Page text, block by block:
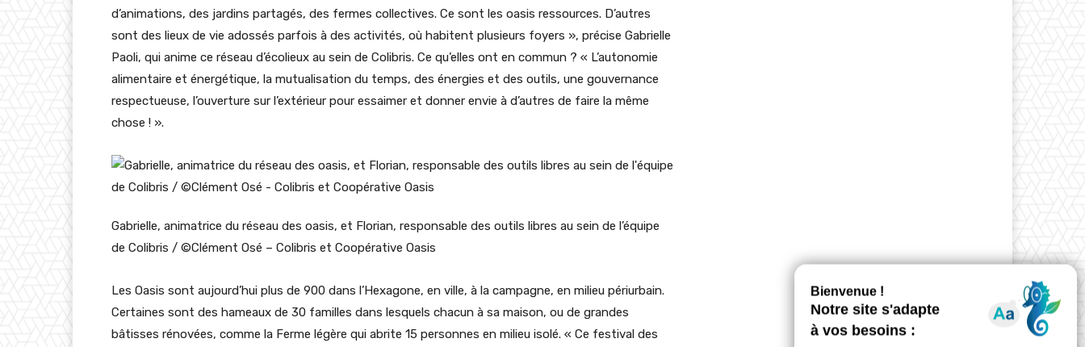
d’animations, des jardins partagés, des fermes collectives. Ce sont les oasis ressources. D’autres
sont des lieux de vie adossés parfois à des activités, où habitent plusieurs foyers », précise Gabrielle
Paoli, qui anime ce réseau d’écolieux au sein de Colibris. Ce qu’elles ont en commun ? « L’autonomie
alimentaire et énergétique, la mutualisation du temps, des énergies et des outils, une gouvernance
respectueuse, l’ouverture sur l’extérieur pour essaimer et donner envie à d’autres de faire la même
chose ! ».
Gabrielle, animatrice du réseau des oasis, et Florian, responsable des outils libres au sein de l’équipe
de Colibris / ©Clément Osé – Colibris et Coopérative Oasis
Les Oasis sont aujourd’hui plus de 900 dans l’Hexagone, en ville, à la campagne, en milieu périurbain.
Certaines sont des hameaux de 30 familles dans lesquels chacun à sa maison, ou de grandes
bâtisses rénovées, comme la Ferme légère qui abrite 15 personnes en milieu isolé. « Ce festival des